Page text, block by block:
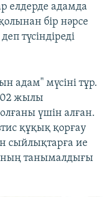
елдерде адамда
бір нәрсе
түсіндіреді
адам" мүсіні тұр.
жылы
үшін алған.
құқық қорғау
сыйлықтарға ие
танымалдығы